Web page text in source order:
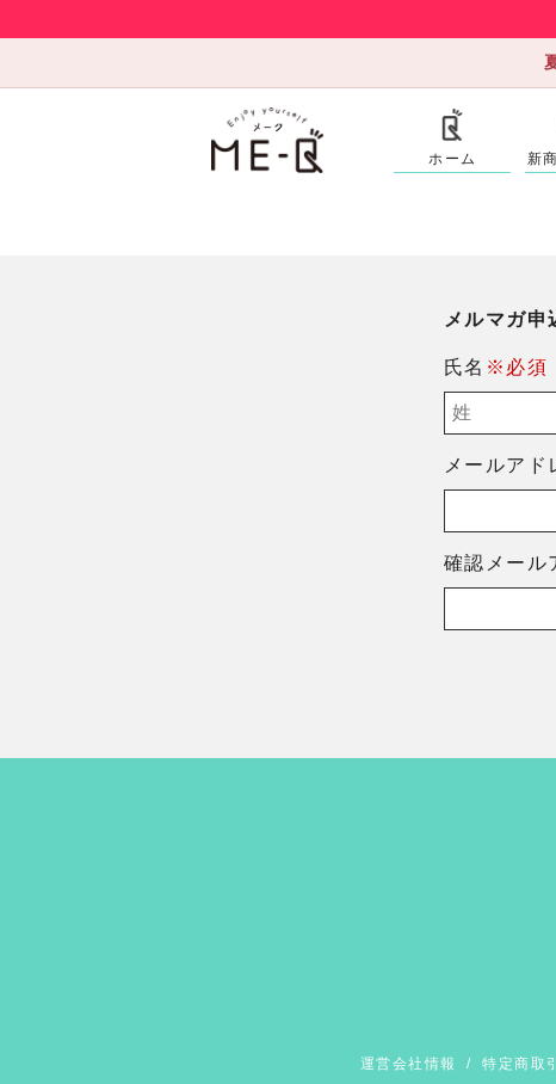
ホーム 新
メルマガ申
氏名 ※必須
メールアド
確認メール
運営会社情報 /特定商取